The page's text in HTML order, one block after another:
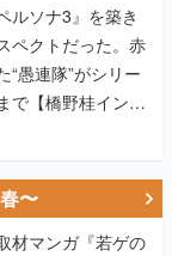
ルソナ3』を築き
ペクトだった。赤
“愚連隊”がシリー
で【橋野桂インタ
〜
材マンガ『若ゲの